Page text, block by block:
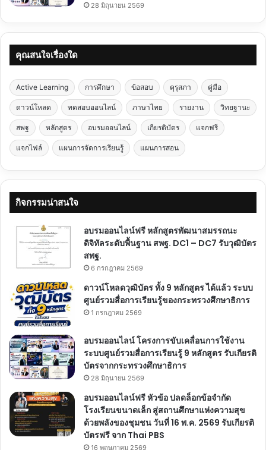
28 มิถุนายน 2569
คุณสนใจเรื่องใด
Active Learning การศึกษา ข้อสอบ คุรุสภา คู่มือ
ดาวน์โหลด ทดสอบออนไลน์ ภาษาไทย รายงาน วิทยฐานะ
สพฐ หลักสูตร อบรมออนไลน์ เกียรติบัตร แจกฟรี
แจกไฟล์ แผนการจัดการเรียนรู้ แผนการสอน
กิจกรรมน่าสนใจ
อบรมออนไลน์ฟรี หลักสูตรพัฒนาสมรรถนะ
ดิจิทัลระดับพื้นฐาน สพฐ. DC1 – DC7 รับวุฒิบัตร
สพฐ.
6 กรกฎาคม 2569
ดาวน์โหลดวุฒิบัตร ทั้ง 9 หลักสูตร ได้แล้ว ระบบ
ศูนย์รวมสื่อการเรียนรู้ของกระทรวงศึกษาธิการ
1 กรกฎาคม 2569
อบรมออนไลน์ โครงการขับเคลื่อนการใช้งาน
ระบบศูนย์รวมสื่อการเรียนรู้ 9 หลักสูตร รับเกียรติ
บัตรจากกระทรวงศึกษาธิการ
28 มิถุนายน 2569
อบรมออนไลน์ฟรี หัวข้อ ปลดล็อกข้อจำกัด
โรงเรียนขนาดเล็ก สู่สถานศึกษาแห่งความสุข
ด้วยพลังของชุมชน วันที่ 16 พ.ค. 2569 รับเกียรติ
บัตรฟรี จาก Thai PBS
16 พฤษภาคม 2569